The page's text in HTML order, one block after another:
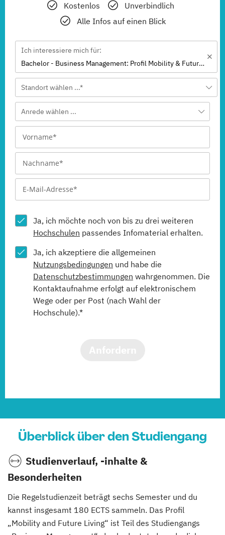
Kostenlos
Unverbindlich
Alle Infos auf einen Blick
Ich interessiere mich für:
Bachelor - Business Management: Profil Mobility & Future Living
Standort wählen ...*
Anrede wählen ...
Ja, ich möchte noch von bis zu drei weiteren
Hochschulen passendes Infomaterial erhalten.
Ja, ich akzeptiere die allgemeinen
Nutzungsbedingungen und habe die
Datenschutzbestimmungen wahrgenommen. Die
Kontaktaufnahme erfolgt auf elektronischem
Wege oder per Post (nach Wahl der
Hochschule).*
Überblick über den Studiengang
Studienverlauf, -inhalte &
Besonderheiten
Die Regelstudienzeit beträgt sechs Semester und du
kannst insgesamt 180 ECTS sammeln. Das Profil
„Mobility and Future Living“ ist Teil des Studiengangs